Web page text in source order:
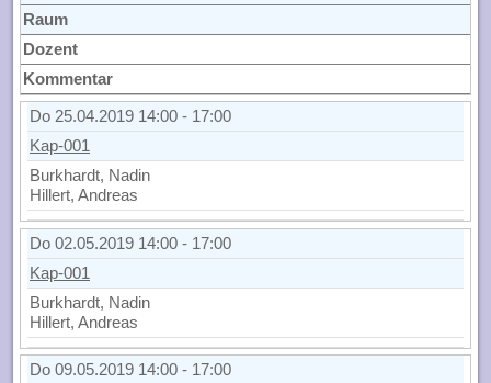
Raum
Dozent
Kommentar
Do 25.04.2019 14:00 - 17:00
Kap-001
Burkhardt, Nadin
Hillert, Andreas
Do 02.05.2019 14:00 - 17:00
Kap-001
Burkhardt, Nadin
Hillert, Andreas
Do 09.05.2019 14:00 - 17:00